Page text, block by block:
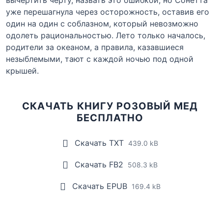
уже перешагнула через осторожность, оставив его
один на один с соблазном, который невозможно
одолеть рациональностью. Лето только началось,
родители за океаном, а правила, казавшиеся
незыблемыми, тают с каждой ночью под одной
крышей.
СКАЧАТЬ КНИГУ РОЗОВЫЙ МЕД
БЕСПЛАТНО
Скачать TXT 439.0 kB
Скачать FB2 508.3 kB
Скачать EPUB 169.4 kB